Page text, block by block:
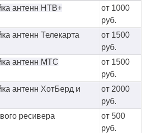
антенн НТВ+
от 1000
руб.
антенн Телекарта
от 1500
руб.
антенн МТС
от 1500
руб.
антенн ХотБерд и
от 2000
руб.
ресивера
от 500
руб.